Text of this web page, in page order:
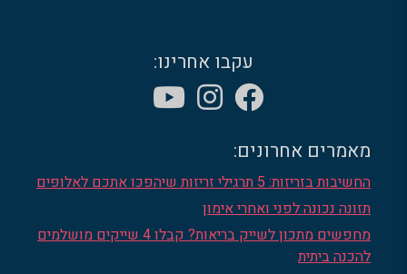
עקבו אחרינו:
מאמרים אחרונים:
החשיבות בזריזות: 5 תרגילי זריזות שיהפכו אתכם לאלופים
תזונה נכונה לפני ואחרי אימון
מחפשים מתכון לשייק בריאות? קבלו 4 שייקים מושלמים
להכנה ביתית